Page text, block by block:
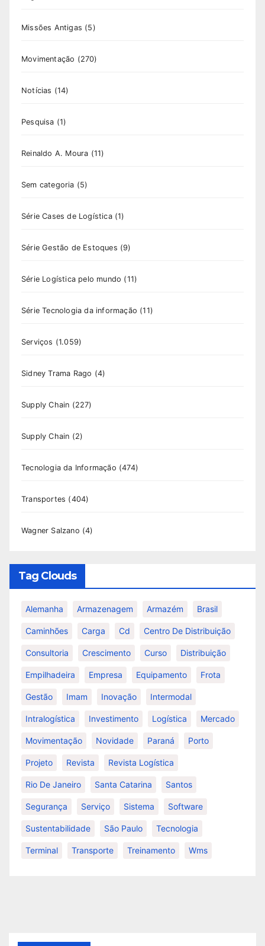
Missões Antigas (5)
Movimentação (270)
Notícias (14)
Pesquisa (1)
Reinaldo A. Moura (11)
Sem categoria (5)
Série Cases de Logística(1)
Série Gestão de Estoques (9)
Série Logística pelo mundo (11)
Série Tecnologia da informação (11)
Serviços (1.059)
Sidney Trama Rago (4)
Supply Chain (227)
Supply Chain (2)
Tecnologia da Informação (474)
Transportes (404)
Wagner Salzano (4)
Tag Clouds
Alemanha Armazenagem Armazém Brasil
Caminhões Carga Cd Centro De Distribuição
Consultoria Crescimento Curso Distribuição
Empilhadeira Empresa Equipamento Frota
Gestão Imam Inovação Intermodal
Intralogística Investimento Logística Mercado
Movimentação Novidade Paraná Porto
Projeto Revista Revista Logística
Rio De Janeiro Santa Catarina Santos
Segurança Serviço Sistema Software
Sustentabilidade São Paulo Tecnologia
Terminal Transporte Treinamento Wms